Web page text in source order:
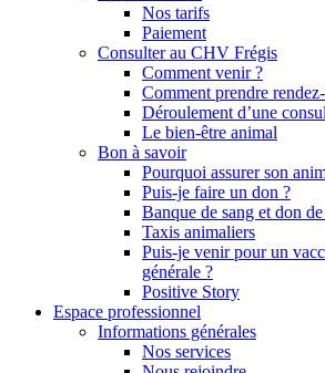
Nos tarifs
Paiement
Consulter au CHV Frégis
Comment venir ?
Comment prendre
Déroulement d’une
Le bien-être animal
Bon à savoir
Pourquoi assurer son
Puis-je faire un don ?
Banque de sang et don
Taxis animaliers
Puis-je venir pour un
générale ?
Positive Story
Espace professionnel
Informations générales
Nos services